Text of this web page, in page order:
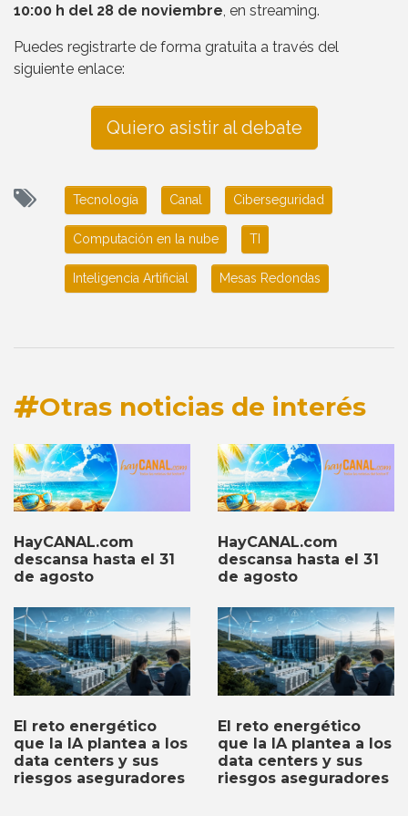
10:00 h del 28 de noviembre , en streaming.
Puedes registrarte de forma gratuita a través del
siguiente enlace:
Quiero asistir al debate
Tecnología Canal Ciberseguridad
Computación en la nube TI
Inteligencia Artificial Mesas Redondas
Otras noticias de interés
HayCANAL.com
descansa hasta el 31
de agosto
HayCANAL.com
descansa hasta el 31
de agosto
El reto energético
que la IA plantea a los
data centers y sus
riesgos aseguradores
El reto energético
que la IA plantea a los
data centers y sus
riesgos aseguradores